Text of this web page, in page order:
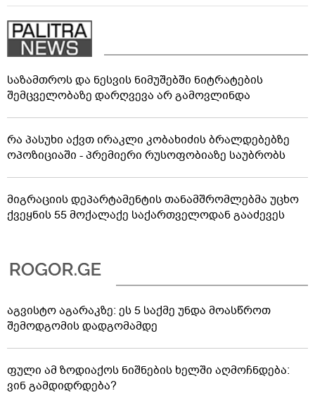
საზამთროს და ნესვის ნიმუშებში ნიტრატების
შემცველობაზე დარღვევა არ გამოვლინდა
რა პასუხი აქვთ ირაკლი კობახიძის ბრალდებებზე
ოპოზიციაში - პრემიერი რუსოფობიაზე საუბრობს
მიგრაციის დეპარტამენტის თანამშრომლებმა უცხო
ქვეყნის 55 მოქალაქე საქართველოდან გააძევეს
აგვისტო აგარაკზე: ეს 5 საქმე უნდა მოასწროთ
შემოდგომის დადგომამდე
ფული ამ ზოდიაქოს ნიშნების ხელში აღმოჩნდება:
ვინ გამდიდრდება?